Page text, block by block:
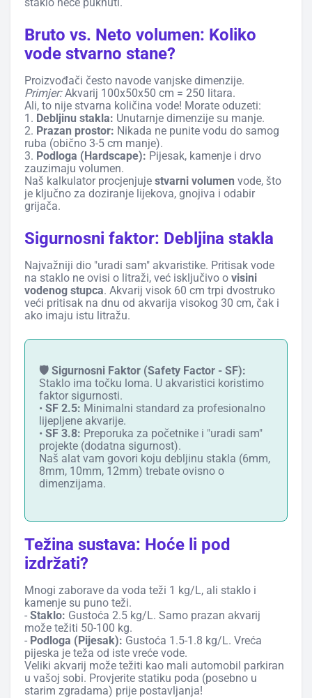
Bruto vs. Neto volumen: Koliko
vode stvarno stane?
Proizvođači često navode vanjske dimenzije.
Primjer:Akvarij 100x50x50 cm = 250 litara.
Ali, to nije stvarna količina vode! Morate oduzeti:
1. Debljinu stakla: Unutarnje dimenzije su manje.
2. Prazan prostor: Nikada ne punite vodu do samog
ruba (obično 3-5 cm manje).
3. Podloga (Hardscape): Pijesak, kamenje i drvo
zauzimaju volumen.
Naš kalkulator procjenjuje stvarni volumen vode, što
je ključno za doziranje lijekova, gnojiva i odabir
grijača.
Sigurnosni faktor: Debljina stakla
Najvažniji dio "uradi sam" akvaristike. Pritisak vode
na staklo ne ovisi o litraži, već isključivo o visini
vodenog stupca. Akvarij visok 60 cm trpi dvostruko
veći pritisak na dnu od akvarija visokog 30 cm, čak i
ako imaju istu litražu.
🛡️ Sigurnosni Faktor (Safety Factor - SF):
Staklo ima točku loma. U akvaristici koristimo
faktor sigurnosti.
• SF 2.5: Minimalni standard za profesionalno
lijepljene akvarije.
• SF 3.8: Preporuka za početnike i "uradi sam"
projekte (dodatna sigurnost).
Naš alat vam govori koju debljinu stakla (6mm,
8mm, 10mm, 12mm) trebate ovisno o
dimenzijama.
Težina sustava: Hoće li pod
izdržati?
Mnogi zaborave da voda teži 1 kg/L, ali staklo i
kamenje su puno teži.
- Staklo: Gustoća 2.5 kg/L. Samo prazan akvarij
može težiti 50-100 kg.
- Podloga (Pijesak): Gustoća 1.5-1.8 kg/L. Vreća
pijeska je teža od iste vreće vode.
Veliki akvarij može težiti kao mali automobil parkiran
u vašoj sobi. Provjerite statiku poda (posebno u
starim zgradama) prije postavljanja!